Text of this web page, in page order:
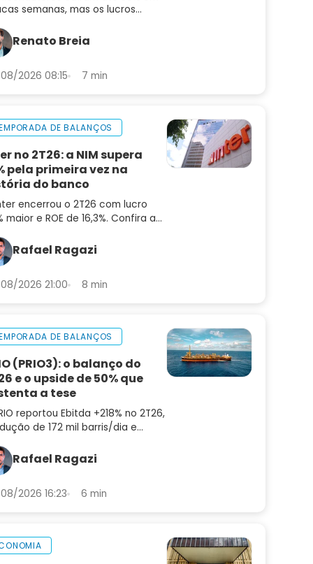
semanas, mas os lucros
pode ser uma oportunidade
Renato Breia
2026 08:15 7 min
DE BALANÇOS
no 2T26: a NIM supera
pela primeira vez na
do banco
encerrou o 2T26 com lucro
maior e ROE de 16,3%. Confira a
INBR32
Rafael Ragazi
2026 21:00 8 min
DE BALANÇOS
(PRIO3): o balanço do
e o upside de 50% que
a tese
reportou Ebitda +218% no 2T26,
de 172 mil barris/dia e
do balanço e as perspectivas
PRIO3
Rafael Ragazi
2026 16:23 6 min